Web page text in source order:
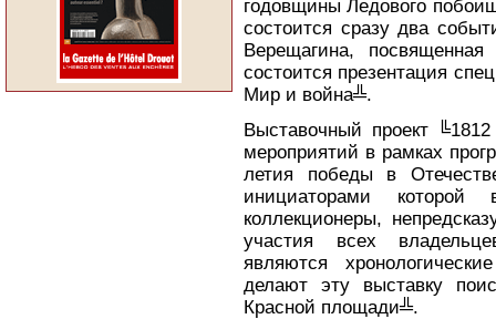
годовщины Ледового
состоится сразу два
Верещагина,
состоится презентация
Мир и война╩.
Выставочный проект
мероприятий в рамках
летия победы в
инициаторами которой
коллекционеры,
участия всех
являются
делают эту выставку
Красной площади╩.